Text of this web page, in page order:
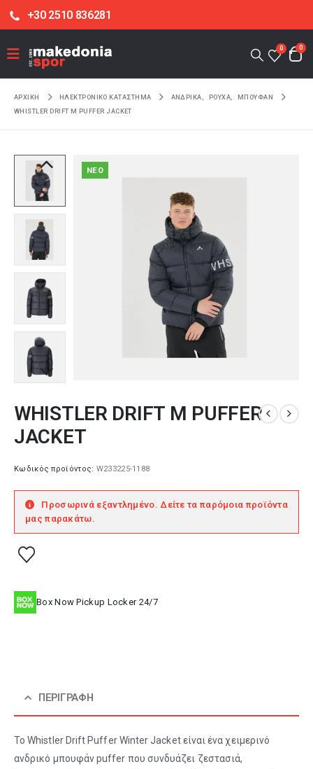
+30 2510 836281
0 0
ΑΡΧΙΚΉ ΗΛΕΚΤΡΟΝΙΚΌ ΚΑΤΆΣΤΗΜΑ ΑΝΔΡΙΚΑ ΡΟΥΧΑ
ΜΠΟΥΦΑΝ
WHISTLER DRIFT M PUFFER JACKET
NEO
WHISTLER DRIFT M PUFFER
JACKET
Κωδικός προϊόντος: W233225-1188
Προσωρινά εξαντλημένο. Δείτε τα παρόμοια προϊόντα
μας παρακάτω.
Box Now Pickup Locker 24/7
ΠΕΡΙΓΡΑΦΉ
Το Whistler Drift Puffer Winter Jacket είναι ένα χειμερινό
ανδρικό μπουφάν puffer που συνδυάζει ζεστασιά,